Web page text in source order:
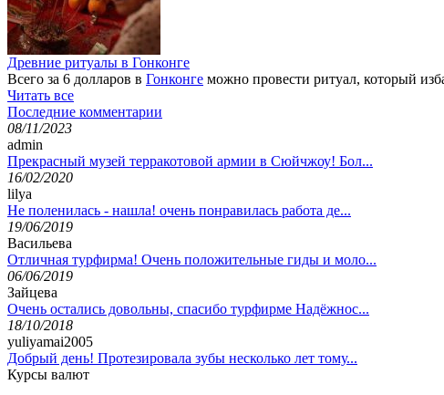
Древние ритуалы в Гонконге
Всего за 6 долларов в Гонконге можно провести ритуал, который
Читать все
Последние комментарии
08/11/2023
admin
Прекрасный музей терракотовой армии в Сюйчжоу! Бол...
16/02/2020
lilya
Не поленилась - нашла! очень понравилась работа де...
19/06/2019
Васильева
Отличная турфирма! Очень положительные гиды и моло...
06/06/2019
Зайцева
Очень остались довольны, спасибо турфирме Надёжнос...
18/10/2018
yuliyamai2005
Добрый день! Протезировала зубы несколько лет тому...
Курсы валют